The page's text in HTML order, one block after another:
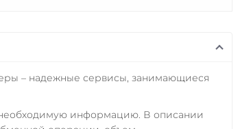
– надежные сервисы, занимающиеся
информацию. В описании